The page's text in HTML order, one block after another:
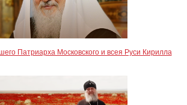
Патриарха Московского и всея Руси Кирилла